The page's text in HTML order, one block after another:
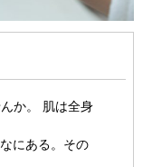
か。 肌は全身
にある。その